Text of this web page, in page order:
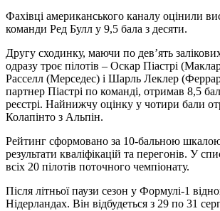
Фахівці американського каналу оцінили
команди Ред Булл у 9,5 бала з десяти.
Другу сходинку, маючи по дев’ять
одразу троє пілотів – Оскар Піастрі
Расселл (Мерседес) і Шарль Леклер
партнер Піастрі по команді, отримав 8,5
реєстрі. Найнижчу оцінку у чотири бали
Колапінто з Альпін.
Рейтинг сформовано за 10-бальною
результати кваліфікацій та перегонів. У
всіх 20 пілотів поточного чемпіонату.
Після літньої паузи сезон у Формулі-1
Нідерландах. Він відбудеться з 29 по 31